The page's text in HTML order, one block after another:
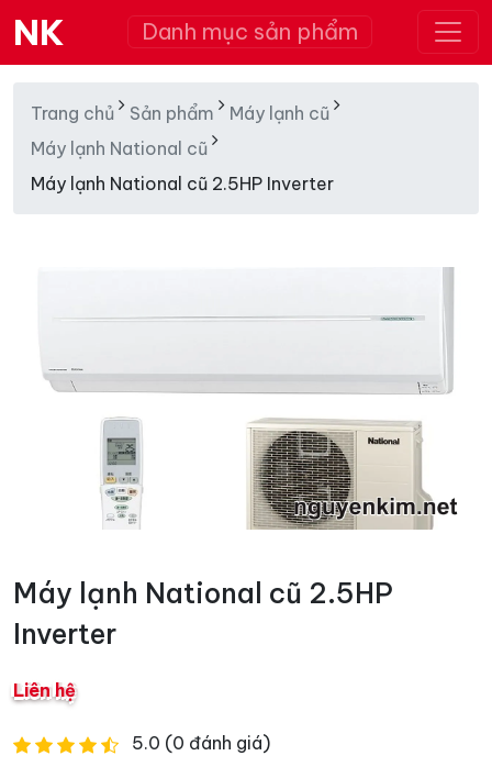
NK Danh mục sản phẩm
Trang chủ Sản phẩm
Máy lạnh cũ
Máy lạnh National cũ
Máy lạnh National cũ 2.5HP Inverter
Máy lạnh National cũ 2.5HP
Inverter
Liên hệ
5.0 (0 đánh giá)